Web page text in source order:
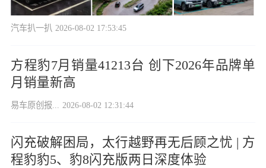
汽车扒一扒 2026-08-02 17:53:45
方程豹7月销量41213台 创下2026年品牌单
月销量新高
易车原创报... 2026-08-02 12:31:44
闪充破解困局，太行越野再无后顾之忧 | 方
程豹豹5、豹8闪充版两日深度体验